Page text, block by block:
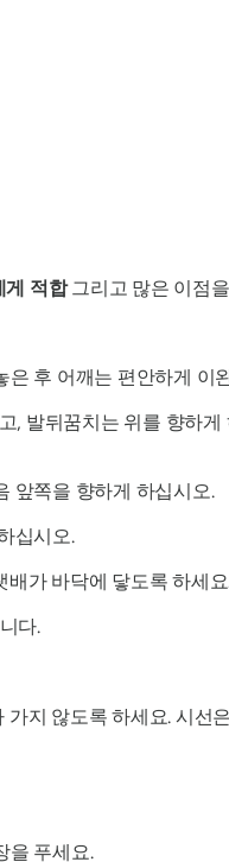
게 적합그리고 많은 이점
후 어깨는 편안하게 이
, 발뒤꿈치는 ​​위를 향하
앞쪽을 향하게 하십시오.
십시오.
가 바닥에 닿도록 하세
다.
지 않도록 하세요. 시선
을 푸세요.